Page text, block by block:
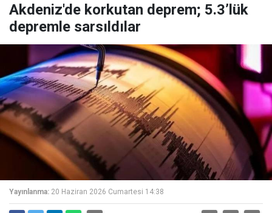
Akdeniz'de korkutan deprem; 5.3’lük
depremle sarsıldılar
Yayınlanma: 20 Haziran 2026 Cumartesi 14:38